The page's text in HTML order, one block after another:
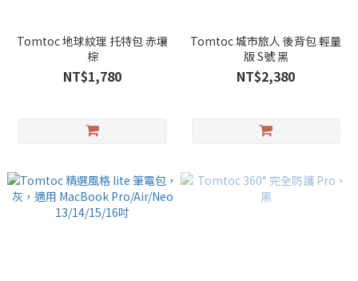
Tomtoc 地球紋理 托特包 赤壤
棕
NT$1,780
Tomtoc 城市旅人 後背包 輕量
版 S號 黑
NT$2,380